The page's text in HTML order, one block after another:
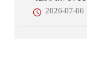
2026-07-06